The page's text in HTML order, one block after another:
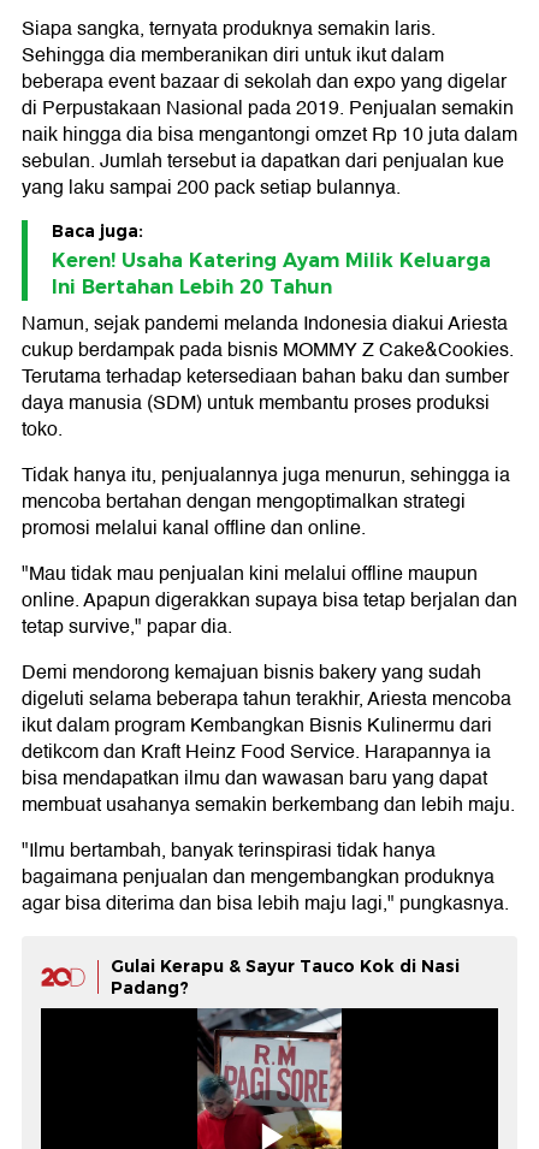
Siapa sangka, ternyata produknya semakin laris.
Sehingga dia memberanikan diri untuk ikut dalam
beberapa event bazaar di sekolah dan expo yang digelar
di Perpustakaan Nasional pada 2019. Penjualan semakin
naik hingga dia bisa mengantongi omzet Rp 10 juta dalam
sebulan. Jumlah tersebut ia dapatkan dari penjualan kue
yang laku sampai 200 pack setiap bulannya.
Baca juga:
Keren! Usaha Katering Ayam Milik Keluarga
Ini Bertahan Lebih 20 Tahun
Namun, sejak pandemi melanda Indonesia diakui Ariesta
cukup berdampak pada bisnis MOMMY Z Cake&Cookies.
Terutama terhadap ketersediaan bahan baku dan sumber
daya manusia (SDM) untuk membantu proses produksi
toko.
Tidak hanya itu, penjualannya juga menurun, sehingga ia
mencoba bertahan dengan mengoptimalkan strategi
promosi melalui kanal offline dan online.
"Mau tidak mau penjualan kini melalui offline maupun
online. Apapun digerakkan supaya bisa tetap berjalan dan
tetap survive," papar dia.
Demi mendorong kemajuan bisnis bakery yang sudah
digeluti selama beberapa tahun terakhir, Ariesta mencoba
ikut dalam program Kembangkan Bisnis Kulinermu dari
detikcom dan Kraft Heinz Food Service. Harapannya ia
bisa mendapatkan ilmu dan wawasan baru yang dapat
membuat usahanya semakin berkembang dan lebih maju.
"Ilmu bertambah, banyak terinspirasi tidak hanya
bagaimana penjualan dan mengembangkan produknya
agar bisa diterima dan bisa lebih maju lagi," pungkasnya.
Gulai Kerapu & Sayur Tauco Kok di Nasi
Padang?